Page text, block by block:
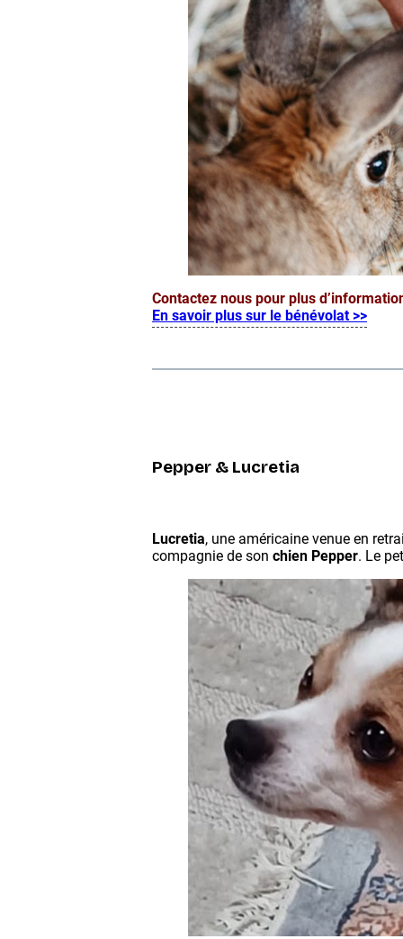
Contactez nous pour plus
En savoir plus sur le bénévolat >>
Pepper & Lucretia
Lucretia, une américaine venue en
compagnie de son chien Pepper. Le